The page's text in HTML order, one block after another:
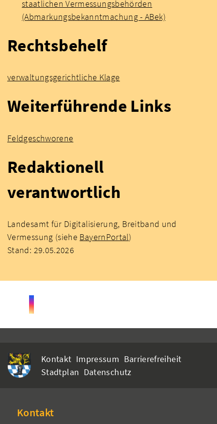
staatlichen Vermessungsbehörden
(Abmarkungsbekanntmachung - ABek)
Rechtsbehelf
verwaltungsgerichtliche Klage
Weiterführende Links
Feldgeschworene
Redaktionell
verantwortlich
Landesamt für Digitalisierung, Breitband und
Vermessung (siehe BayernPortal)
Stand: 29.05.2026
Kontakt Impressum Barrierefreiheit
Stadtplan Datenschutz
Kontakt